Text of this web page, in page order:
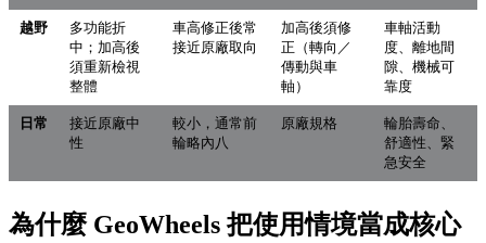
越野
多功能折
中；加高後
須重新檢視
整體
車高修正後常
接近原廠取向
加高後須修
正（轉向／
傳動與車
軸）
車軸活動
度、離地間
隙、機械可
靠度
日常
接近原廠中
性
較小，通常前
輪略內八
原廠規格
輪胎壽命、
舒適性、緊
急安全
為什麼 GeoWheels 把使用情境當成核心